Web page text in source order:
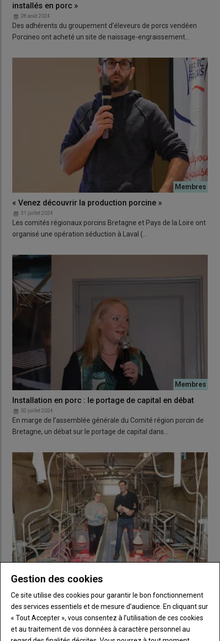
installés en porc »
28 août 2024
Des adhérents du groupement d’éleveurs de porcs vendéen
Porcineo ont acheté un site de naissage-engraissement…
« Venez découvrir la production porcine »
31 juillet 2024
Les comités régionaux porcins Bretagne et Pays de la Loire ont
organisé une opération séduction à Laval (…
Installation en porc : le portage de capital en débat
02 juillet 2024
En marge de l’assemblée générale du Comité région porcin de
Bretagne, un débat sur le portage de capital dans…
« Je cherche à optimiser toutes mes ressources pour
mon élevage naisseur engraisseur de 145 truies»
21 juin 2024
Boris Mousset s’est installé en 2015 sur l’exploitation familiale
Gestion des cookies
Ce site utilise des cookies pour garantir le bon fonctionnement
des services essentiels et de mesure d’audience. En cliquant sur
« Tout Accepter », vous consentez à l’utilisation de ces cookies
et au traitement de vos données à caractère personnel au